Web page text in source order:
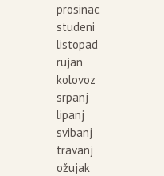
prosinac
studeni
listopad
rujan
kolovoz
srpanj
lipanj
svibanj
travanj
ožujak